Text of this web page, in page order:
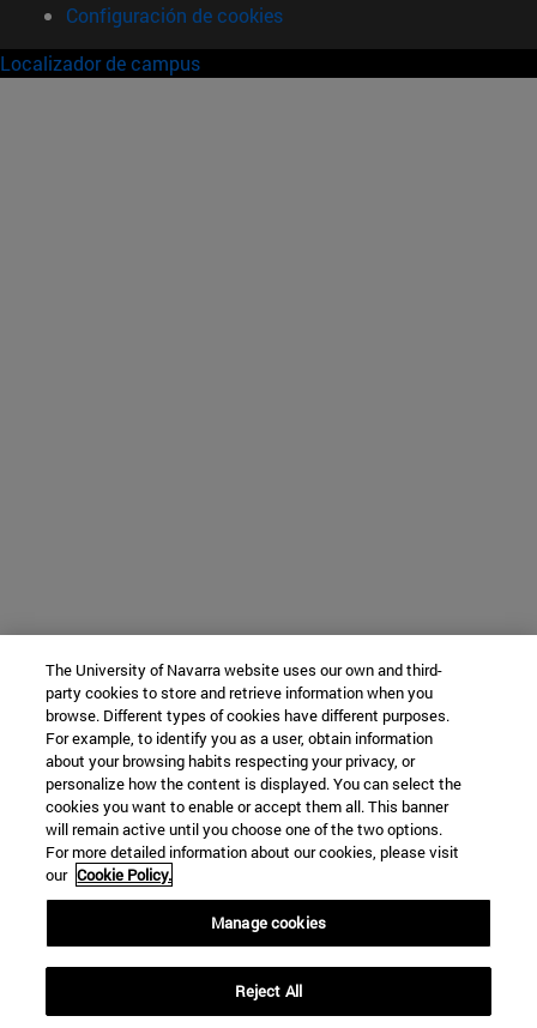
Configuración de cookies
Localizador de campus
The University of Navarra website uses our own and third-
party cookies to store and retrieve information when you
browse. Different types of cookies have different purposes.
For example, to identify you as a user, obtain information
about your browsing habits respecting your privacy, or
personalize how the content is displayed. You can select the
cookies you want to enable or accept them all. This banner
will remain active until you choose one of the two options.
For more detailed information about our cookies, please visit
our Cookie Policy.
Manage cookies
Reject All